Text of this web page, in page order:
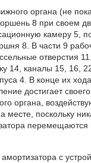
органа (не
8 при своем
камеру 5,
8. В части 9
отверстия
14, каналы 15,
4. В конце их
достигает
органа,
поскольку
перемещаются
с